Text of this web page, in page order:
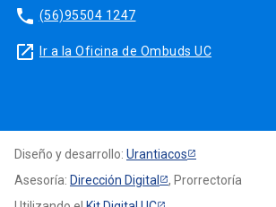
phone (56)95504 1247
launch Ir a la Oficina de Ombuds UC
Diseño y desarrollo: Urantiacos
Asesoría: Dirección Digital
, Prorrectoría